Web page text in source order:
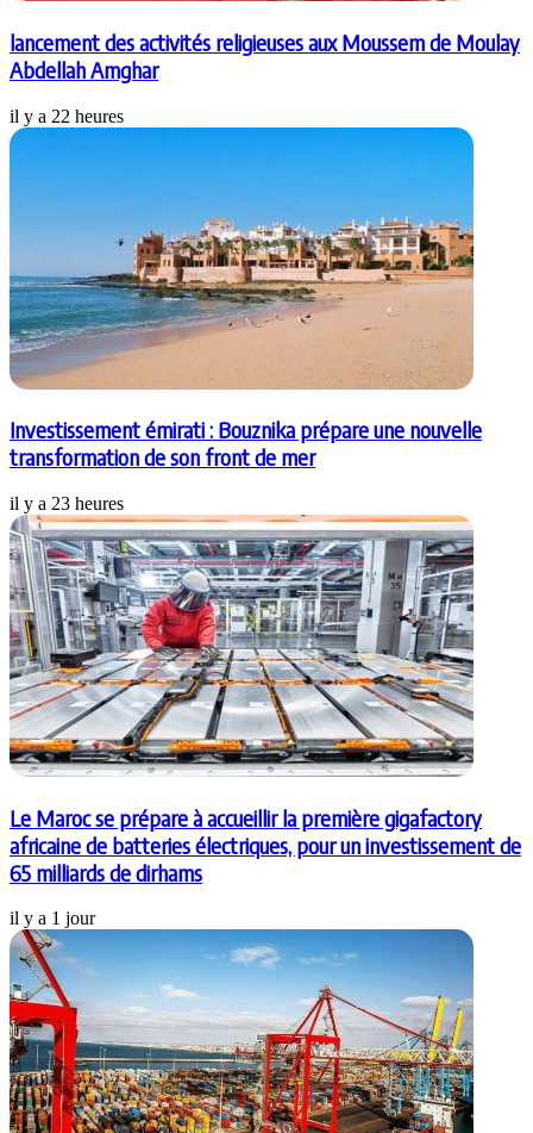
lancement des activités religieuses aux Moussem de Moulay
Abdellah Amghar
il y a 22 heures
Investissement émirati : Bouznika prépare une nouvelle
transformation de son front de mer
il y a 23 heures
Le Maroc se prépare à accueillir la première gigafactory
africaine de batteries électriques, pour un investissement de
65 milliards de dirhams
il y a 1 jour